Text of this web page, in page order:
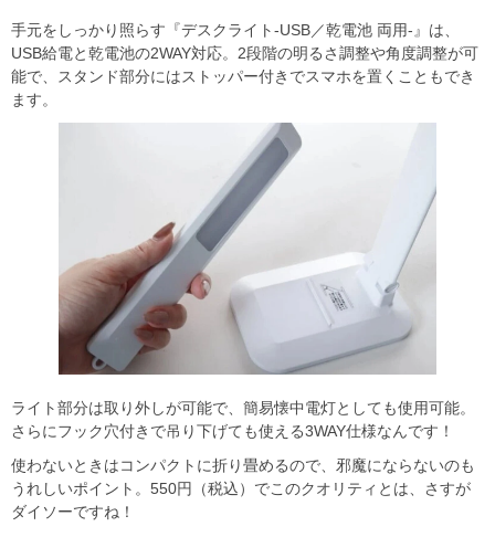
手元をしっかり照らす『デスクライト-USB／乾電池 両用-』は、
USB給電と乾電池の2WAY対応。2段階の明るさ調整や角度調整が可
能で、スタンド部分にはストッパー付きでスマホを置くこともでき
ます。
ライト部分は取り外しが可能で、簡易懐中電灯としても使用可能。
さらにフック穴付きで吊り下げても使える3WAY仕様なんです！
使わないときはコンパクトに折り畳めるので、邪魔にならないのも
うれしいポイント。550円（税込）でこのクオリティとは、さすが
ダイソーですね！